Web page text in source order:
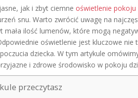
jak i zbyt ciemne oświetlenie pokoju
snu. Warto zwrócić uwagę na
mała ilość lumenów, które mogą
oświetlenie jest kluczowe
dziecka. W tym artykule
i zdrowe środowisko w pokoju
przeczytasz